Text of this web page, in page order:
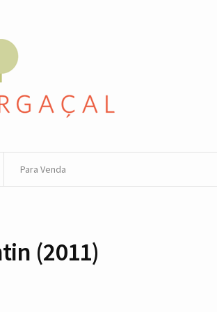
Para Venda
(2011)